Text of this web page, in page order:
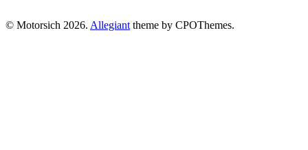
© Motorsich 2026. Allegiant theme by CPOThemes.